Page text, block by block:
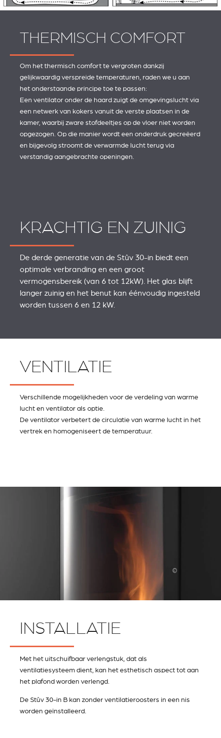
THERMISCH COMFORT
Om het thermisch comfort te vergroten dankzij
gelijkwaardig verspreide temperaturen, raden we u aan
het onderstaande principe toe te passen:
Een ventilator onder de haard zuigt de omgevingslucht via
een netwerk van kokers vanuit de verste plaatsen in de
kamer, waarbij zware stofdeeltjes op de vloer niet worden
opgezogen. Op die manier wordt een onderdruk gecreëerd
en bijgevolg stroomt de verwarmde lucht terug via
verstandig aangebrachte openingen.
KRACHTIG EN ZUINIG
De derde generatie van de Stûv 30-in biedt een
optimale verbranding en een groot
vermogensbereik (van 6 tot 12kW). Het glas blijft
langer zuinig en het benut kan éénvoudig ingesteld
worden tussen 6 en 12 kW.
VENTILATIE
Verschillende mogelijkheden voor de verdeling van warme
lucht en ventilator als optie.
De ventilator verbetert de circulatie van warme lucht in het
vertrek en homogeniseert de temperatuur.
INSTALLATIE
Met het uitschuifbaar verlengstuk, dat als
ventilatiesysteem dient, kan het esthetisch aspect tot aan
het plafond worden verlengd.
De Stûv 30-in B kan zonder ventilatieroosters in een nis
worden geïnstalleerd.